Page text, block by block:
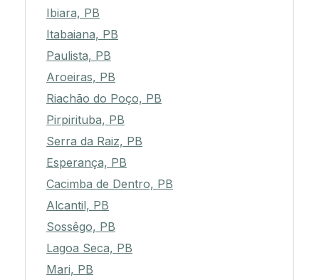
Ibiara, PB
Itabaiana, PB
Paulista, PB
Aroeiras, PB
Riachão do Poço, PB
Pirpirituba, PB
Serra da Raiz, PB
Esperança, PB
Cacimba de Dentro, PB
Alcantil, PB
Sossêgo, PB
Lagoa Seca, PB
Mari, PB